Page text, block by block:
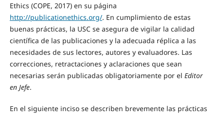
Ethics (COPE, 2017) en su página
http://publicationethics.org/. En cumplimiento de estas
buenas prácticas, la USC se asegura de vigilar la calidad
científica de las publicaciones y la adecuada réplica a las
necesidades de sus lectores, autores y evaluadores. Las
correcciones, retractaciones y aclaraciones que sean
necesarias serán publicadas obligatoriamente por el Editor
en Jefe.
En el siguiente inciso se describen brevemente las prácticas